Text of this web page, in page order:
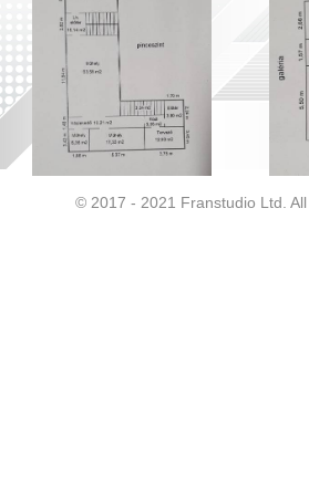
© 2017 - 2021 Franstudio Ltd. All